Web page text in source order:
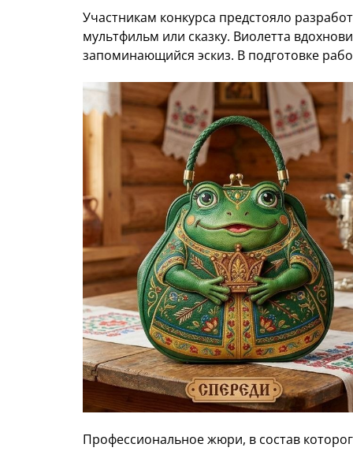
Участникам конкурса предстояло
мультфильм или сказку. Виолетта
запоминающийся эскиз. В подготовке
Профессиональное жюри, в состав